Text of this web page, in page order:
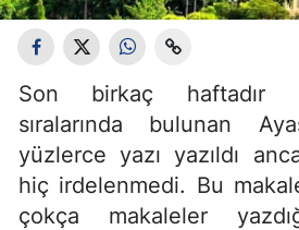
Son birkaç haftadır
sıralarında bulunan
yüzlerce yazı yazıldı
hiç irdelenmedi. Bu
çokça makaleler